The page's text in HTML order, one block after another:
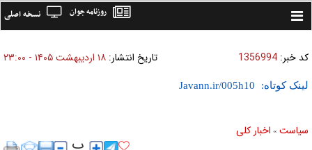
Toggle
نسخه اصلی روزنامه جوان
کد خبر: 1356994 تاریخ انتشار: ۱۸ ارديبهشت ۱۴۰۵ - ۲۳:۰۰
لینک کوتاه:
سیاست » اخبار کلی